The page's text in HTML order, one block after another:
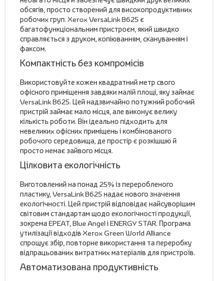
обсягів, просто створений для високопродуктивних
робочих груп. Xerox VersaLink B625 є
багатофункціональним пристроєм, який швидко
справляється з друком, копіюванням, скануванням і
факсом.
Компактність без компромісів
Використовуйте кожен квадратний метр свого
офісного приміщення завдяки малій площі, яку займає
VersaLink B625. Цей надзвичайно потужний робочий
пристрій займає мало місця, але виконує велику
кількість роботи. Він ідеально підходить для
невеликих офісних приміщень і комбінованого
робочого середовища, де простір є розкішшю й
просто немає зайвого місця.
Цілковита екологічність
Виготовлений на понад 25% із переробленого
пластику, VersaLink B625 надає нового значення
екологічності. Цей пристрій відповідає найсуворішим
світовим стандартам щодо екологічності продукції,
зокрема EPEAT, Blue Angel і ENERGY STAR. Програма
утилізації відходів Xerox Green World Alliance
спрощує збір, повторне використання та переробку
відпрацьованих витратних матеріалів для пристроїв.
Автоматизована продуктивність